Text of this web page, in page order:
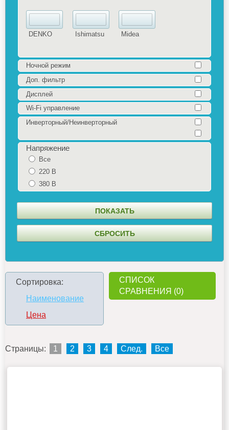
DENKO Ishimatsu Midea
Ночной режим
Доп. фильтр
Дисплей
Wi-Fi управление
Инверторный/Неинверторный
Напряжение
Все
220 В
380 В
Сортировка:
Наименование
Цена
СПИСОК
СРАВНЕНИЯ (0)
Страницы: 1 2 3 4 След. Все